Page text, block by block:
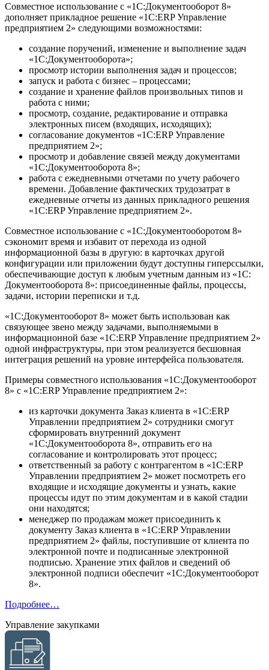
Совместное использование с «1С:Документооборот 8»
дополняет прикладное решение «1С:ERP Управление
предприятием 2» следующими возможностями:
создание поручений, изменение и выполнение задач
«1С:Документооборота»;
просмотр истории выполнения задач и процессов;
запуск и работа с бизнес – процессами;
создание и хранение файлов произвольных типов и
работа с ними;
просмотр, создание, редактирование и отправка
электронных писем (входящих, исходящих);
согласование документов «1С:ERP Управление
предприятием 2»;
просмотр и добавление связей между документами
«1С:Документооборота 8»;
работа с ежедневными отчетами по учету рабочего
времени. Добавление фактических трудозатрат в
ежедневные отчеты из данных прикладного решения
«1С:ERP Управление предприятием 2».
Совместное использование с «1С:Документооборотом 8»
сэкономит время и избавит от перехода из одной
информационной базы в другую: в карточках другой
конфигурации или приложении будут доступны гиперссылки,
обеспечивающие доступ к любым учетным данным из «1С:
Документооборота 8»: присоединенные файлы, процессы,
задачи, истории переписки и т.д.
«1С:Документооборот 8» может быть использован как
связующее звено между задачами, выполняемыми в
информационной базе «1С:ERP Управление предприятием 2»
одной инфраструктуры, при этом реализуется бесшовная
интеграция решений на уровне интерфейса пользователя.
Примеры совместного использования «1С:Документооборот
8» с «1С:ERP Управление предприятием 2»:
из карточки документа Заказ клиента в «1С:ERP
Управлении предприятием 2» сотрудники смогут
сформировать внутренний документ
«1С:Документооборота 8», отправить его на
согласование и контролировать этот процесс;
ответственный за работу с контрагентом в «1С:ERP
Управлении предприятием 2» может посмотреть его
входящие и исходящие документы и узнать, какие
процессы идут по этим документам и в какой стадии
они находятся;
менеджер по продажам может присоединить к
документу Заказ клиента в «1С:ERP Управлении
предприятием 2» файлы, поступившие от клиента по
электронной почте и подписанные электронной
подписью. Хранение этих файлов и сведений об
электронной подписи обеспечит «1С:Документооборот
8».
Подробнее…
Управление закупками